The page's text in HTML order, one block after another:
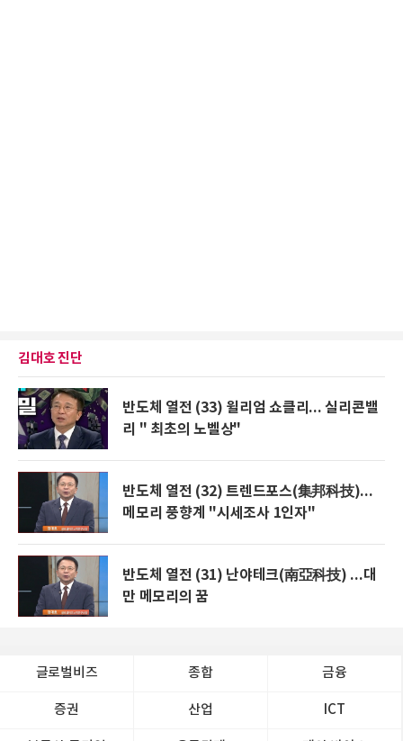
김대호 진단
반도체 열전 (33) 윌리엄 쇼클리... 실리콘밸
리 " 최초의 노벨상"
반도체 열전 (32) 트렌드포스(集邦科技)...
메모리 풍향계 "시세조사 1인자"
반도체 열전 (31) 난야테크(南亞科技) ...대
만 메모리의 꿈
글로벌비즈 종합 금융
증권 산업 ICT